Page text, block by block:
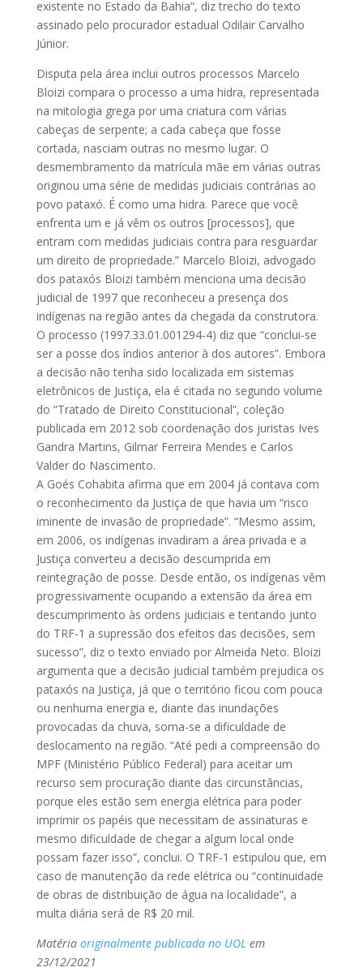
existente no Estado da Bahia”, diz trecho do texto
assinado pelo procurador estadual Odilair Carvalho
Júnior.
Disputa pela área inclui outros processos Marcelo
Bloizi compara o processo a uma hidra, representada
na mitologia grega por uma criatura com várias
cabeças de serpente; a cada cabeça que fosse
cortada, nasciam outras no mesmo lugar. O
desmembramento da matrícula mãe em várias outras
originou uma série de medidas judiciais contrárias ao
povo pataxó. É como uma hidra. Parece que você
enfrenta um e já vêm os outros [processos], que
entram com medidas judiciais contra para resguardar
um direito de propriedade.” Marcelo Bloizi, advogado
dos pataxós Bloizi também menciona uma decisão
judicial de 1997 que reconheceu a presença dos
indígenas na região antes da chegada da construtora.
O processo (1997.33.01.001294-4) diz que “conclui-se
ser a posse dos índios anterior à dos autores”. Embora
a decisão não tenha sido localizada em sistemas
eletrônicos de Justiça, ela é citada no segundo volume
do “Tratado de Direito Constitucional”, coleção
publicada em 2012 sob coordenação dos juristas Ives
Gandra Martins, Gilmar Ferreira Mendes e Carlos
Valder do Nascimento.
A Goés Cohabita afirma que em 2004 já contava com
o reconhecimento da Justiça de que havia um “risco
iminente de invasão de propriedade”. “Mesmo assim,
em 2006, os indígenas invadiram a área privada e a
Justiça converteu a decisão descumprida em
reintegração de posse. Desde então, os indígenas vêm
progressivamente ocupando a extensão da área em
descumprimento às ordens judiciais e tentando junto
do TRF-1 a supressão dos efeitos das decisões, sem
sucesso”, diz o texto enviado por Almeida Neto. Bloizi
argumenta que a decisão judicial também prejudica os
pataxós na Justiça, já que o território ficou com pouca
ou nenhuma energia e, diante das inundações
provocadas da chuva, soma-se a dificuldade de
deslocamento na região. “Até pedi a compreensão do
MPF (Ministério Público Federal) para aceitar um
recurso sem procuração diante das circunstâncias,
porque eles estão sem energia elétrica para poder
imprimir os papéis que necessitam de assinaturas e
mesmo dificuldade de chegar a algum local onde
possam fazer isso”, conclui. O TRF-1 estipulou que, em
caso de manutenção da rede elétrica ou “continuidade
de obras de distribuição de água na localidade”, a
multa diária será de R$ 20 mil.
Matéria originalmente publicada no UOL em
23/12/2021